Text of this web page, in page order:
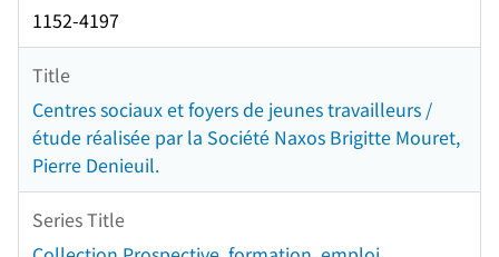
1152-4197
Title
Centres sociaux et foyers de jeunes travailleurs /
étude réalisée par la Société Naxos Brigitte Mouret,
Pierre Denieuil.
Series Title